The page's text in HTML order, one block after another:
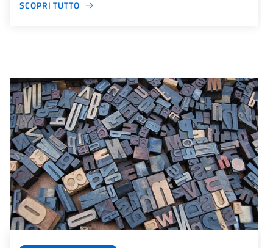
SCOPRI TUTTO